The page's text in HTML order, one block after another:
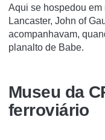
Aqui se hospedou
Lancaster, John of
acompanhavam,
planalto de Babe.
Museu da
ferroviário